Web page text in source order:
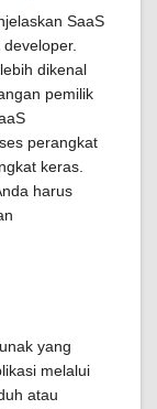
SaaS
dikenal
pemilik
perangkat
keras.
harus
yang
melalui
atau